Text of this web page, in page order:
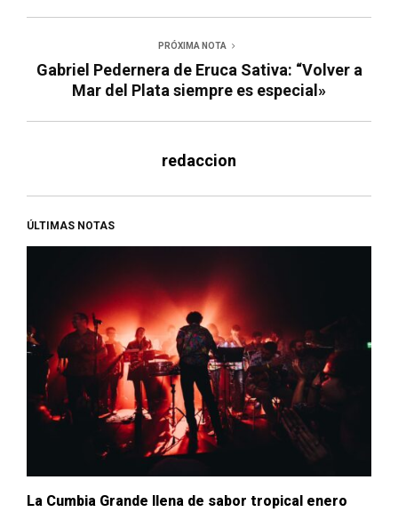
PRÓXIMA NOTA
Gabriel Pedernera de Eruca Sativa: “Volver a
Mar del Plata siempre es especial»
redaccion
ÚLTIMAS NOTAS
La Cumbia Grande llena de sabor tropical enero